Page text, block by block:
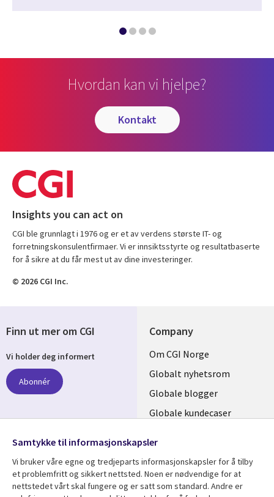
Hvordan kan vi hjelpe?
kontakt
Insights you can act on
CGI ble grunnlagt i 1976 og er et av verdens største IT- og
forretningskonsulentfirmaer. Vi er innsiktsstyrte og resultatbaserte
for å sikre at du får mest ut av dine investeringer.
© 2026 CGI Inc.
Company
Useful
links
NORWAY
Om CGI Norge
Globalt nyhetsrom
Globale blogger
Globale kundecaser
Finn ut mer om CGI
Vi holder deg informert
Abonnér
følg oss
Social
Media
NORWAY
Samtykke til informasjonskapsler
Vi bruker våre egne og tredjeparts informasjonskapsler for å tilby
et problemfritt og sikkert nettsted. Noen er nødvendige for at
nettstedet vårt skal fungere og er satt som standard. Andre er